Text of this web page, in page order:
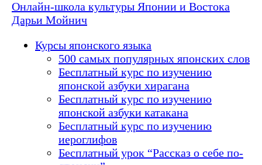
Онлайн-школа культуры Японии и Востока
Дарьи Мойнич
Курсы японского языка
500 самых популярных японских слов
Бесплатный курс по изучению
японской азбуки хирагана
Бесплатный курс по изучению
японской азбуки катакана
Бесплатный курс по изучению
иероглифов
Бесплатный урок “Рассказ о себе по-